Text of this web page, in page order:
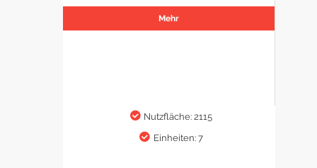
Mehr
Nutzfläche: 2115
Einheiten: 7